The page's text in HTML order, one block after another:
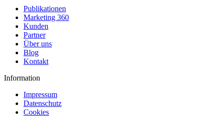
Publikationen
Marketing 360
Kunden
Partner
Über uns
Blog
Kontakt
Information
Impressum
Datenschutz
Cookies